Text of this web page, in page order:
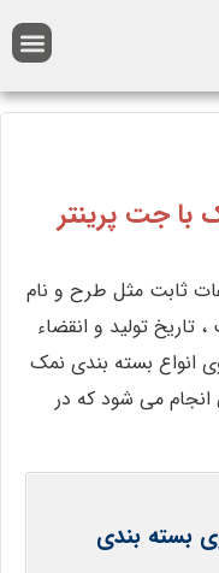
جت پرینتر
مثل طرح و نام
تولید و انقضاء
بسته بندی نمک
می شود که در
بندی